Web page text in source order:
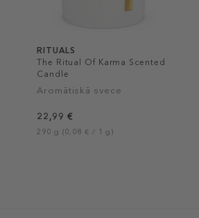
RITUALS
The Ritual Of Karma Scented
Candle
Aromātiskā svece
22,99 €
290 g (0,08 € / 1 g)